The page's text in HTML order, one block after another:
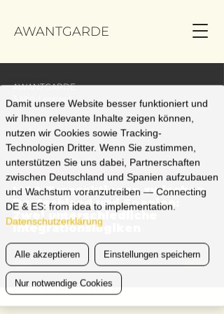
AWANTGARDE
M&A-Transaktionen zwischen
Deutschland und Spanien:
Zwei unterschiedliche
Integrationslogiken
BUSINESS DEVELOPMENT & EXPANSION
AWANTGARDE
3 Min. Lesezeit
Damit unsere Website besser funktioniert und
wir Ihnen relevante Inhalte zeigen können,
nutzen wir Cookies sowie Tracking-
Technologien Dritter. Wenn Sie zustimmen,
unterstützen Sie uns dabei, Partnerschaften
zwischen Deutschland und Spanien aufzubauen
und Wachstum voranzutreiben — Connecting
DE & ES: from idea to implementation.
Datenschutzerklärung
Alle akzeptieren Einstellungen speichern
Nur notwendige Cookies